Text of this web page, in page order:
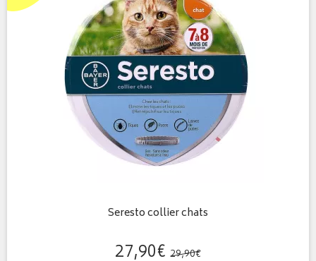
Seresto collier chats
27,90€ 29,90€